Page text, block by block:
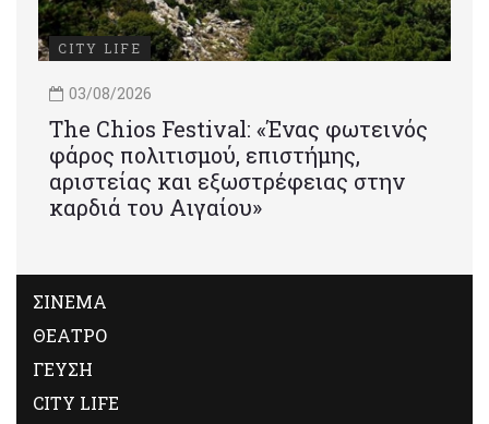
CITY LIFE
03/08/2026
Τhe Chios Festival: «Ένας φωτεινός
φάρος πολιτισμού, επιστήμης,
αριστείας και εξωστρέφειας στην
καρδιά του Αιγαίου»
ΣΙΝΕΜΑ
ΘΕΑΤΡΟ
ΓΕΥΣΗ
CITY LIFE